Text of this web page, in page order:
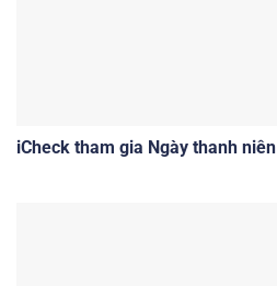
iCheck tham gia Ngày thanh